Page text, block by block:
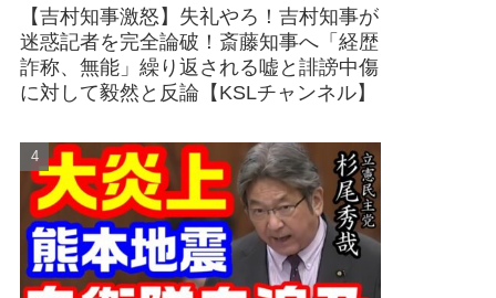
【吉村知事激怒】失礼やろ！吉村知事が
迷惑記者を完全論破！斎藤知事へ「経歴
詐称、無能」繰り返される嘘と誹謗中傷
に対して毅然と反論【KSLチャンネル】